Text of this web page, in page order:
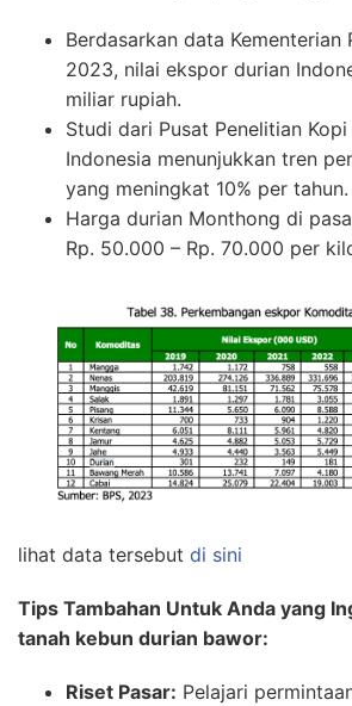
Berdasarkan data Kementerian
2023, nilai ekspor durian
miliar rupiah.
Studi dari Pusat Penelitian
Indonesia menunjukkan tren
yang meningkat 10% per tahun.
Harga durian Monthong di
Rp. 50.000 – Rp. 70.000 per
lihat data tersebut di sini
Tips Tambahan Untuk Anda yang
tanah kebun durian bawor:
Riset Pasar: Pelajari